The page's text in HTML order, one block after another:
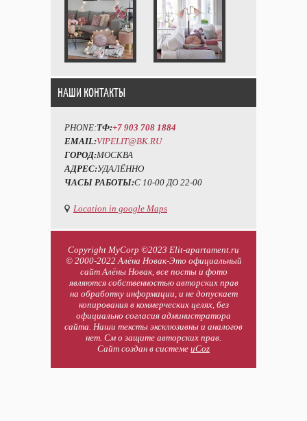
НАШИ КОНТАКТЫ
PHONE:ТФ:+7 903 708 1884
EMAIL:VIPELIT@BK.RU
ГОРОД:МОСКВА
АДРЕС:УДАЛЁННО
ЧАСЫ РАБОТЫ:С 10-00 ДО 22-00
Location in google Maps
Copyright MyCorp ©2023 Elit-apartament.ru
© 2000-2022 Алёна Новак-Это официальный
сайт Алёны Новак, все посты и фото
являются собственностью авторских прав
на обработку информации, и не допускает
копирования в коммерческих целях, без
официально согласия администратора
сайта. Наши тексты эксклюзивны и аналогов
нет. См о защите авторских прав.
Сайт создан в системе uCoz